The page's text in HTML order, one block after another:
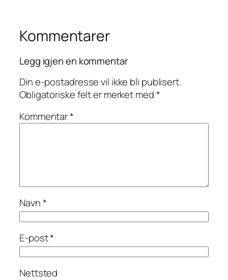
Kommentarer
Legg igjen en kommentar
Din e-postadresse vil ikke bli publisert.
Obligatoriske felt er merket med*
Kommentar*
Navn*
E-post*
Nettsted